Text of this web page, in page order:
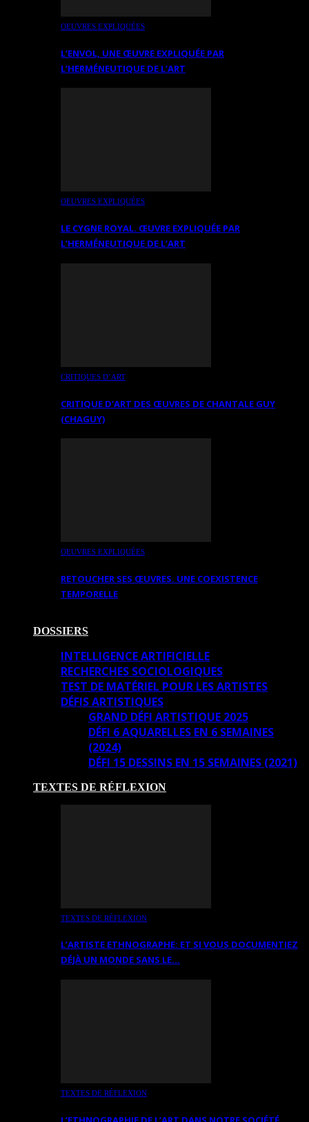
OEUVRES EXPLIQUÉES
L’ENVOL, UNE ŒUVRE EXPLIQUÉE PAR
L’HERMÉNEUTIQUE DE L’ART
OEUVRES EXPLIQUÉES
LE CYGNE ROYAL. ŒUVRE EXPLIQUÉE PAR
L’HERMÉNEUTIQUE DE L’ART
CRITIQUES D’ART
CRITIQUE D’ART DES ŒUVRES DE CHANTALE GUY
(CHAGUY)
OEUVRES EXPLIQUÉES
RETOUCHER SES ŒUVRES. UNE COEXISTENCE
TEMPORELLE
DOSSIERS
INTELLIGENCE ARTIFICIELLE
RECHERCHES SOCIOLOGIQUES
TEST DE MATÉRIEL POUR LES ARTISTES
DÉFIS ARTISTIQUES
GRAND DÉFI ARTISTIQUE 2025
DÉFI 6 AQUARELLES EN 6 SEMAINES
(2024)
DÉFI 15 DESSINS EN 15 SEMAINES (2021)
TEXTES DE RÉFLEXION
TEXTES DE RÉFLEXION
L’ARTISTE ETHNOGRAPHE: ET SI VOUS DOCUMENTIEZ
DÉJÀ UN MONDE SANS LE…
TEXTES DE RÉFLEXION